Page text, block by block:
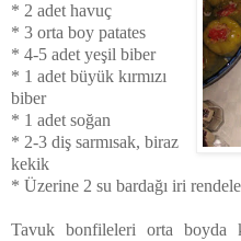
* 2 adet havuç
* 3 orta boy patates
* 4-5 adet yeşil biber
* 1 adet büyük kırmızı
biber
* 1 adet soğan
* 2-3 diş sarmısak, biraz
kekik
* Üzerine 2 su bardağı iri
Tavuk bonfileleri orta boyda